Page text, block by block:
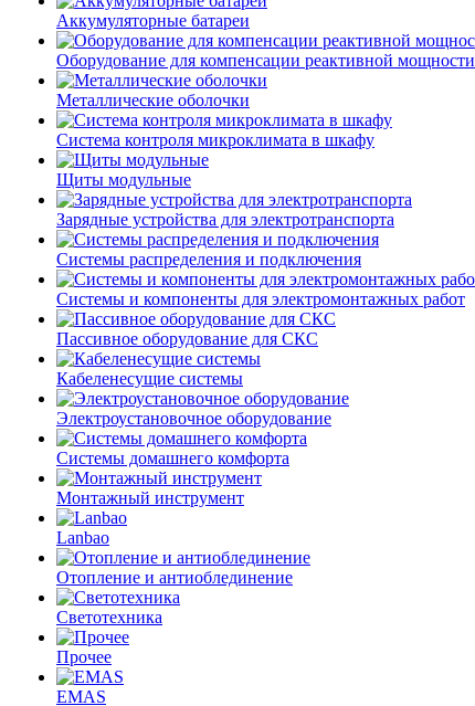
Аккумуляторные батареи
Оборудование для компенсации реактивной мощности
Металлические оболочки
Система контроля микроклимата в шкафу
Щиты модульные
Зарядные устройства для электротранспорта
Системы распределения и подключения
Системы и компоненты для электромонтажных работ
Пассивное оборудование для СКС
Кабеленесущие системы
Электроустановочное оборудование
Системы домашнего комфорта
Монтажный инструмент
Lanbao
Отопление и антиоблединение
Светотехника
Прочее
EMAS